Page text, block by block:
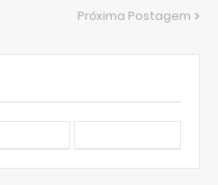
Próxima Postagem